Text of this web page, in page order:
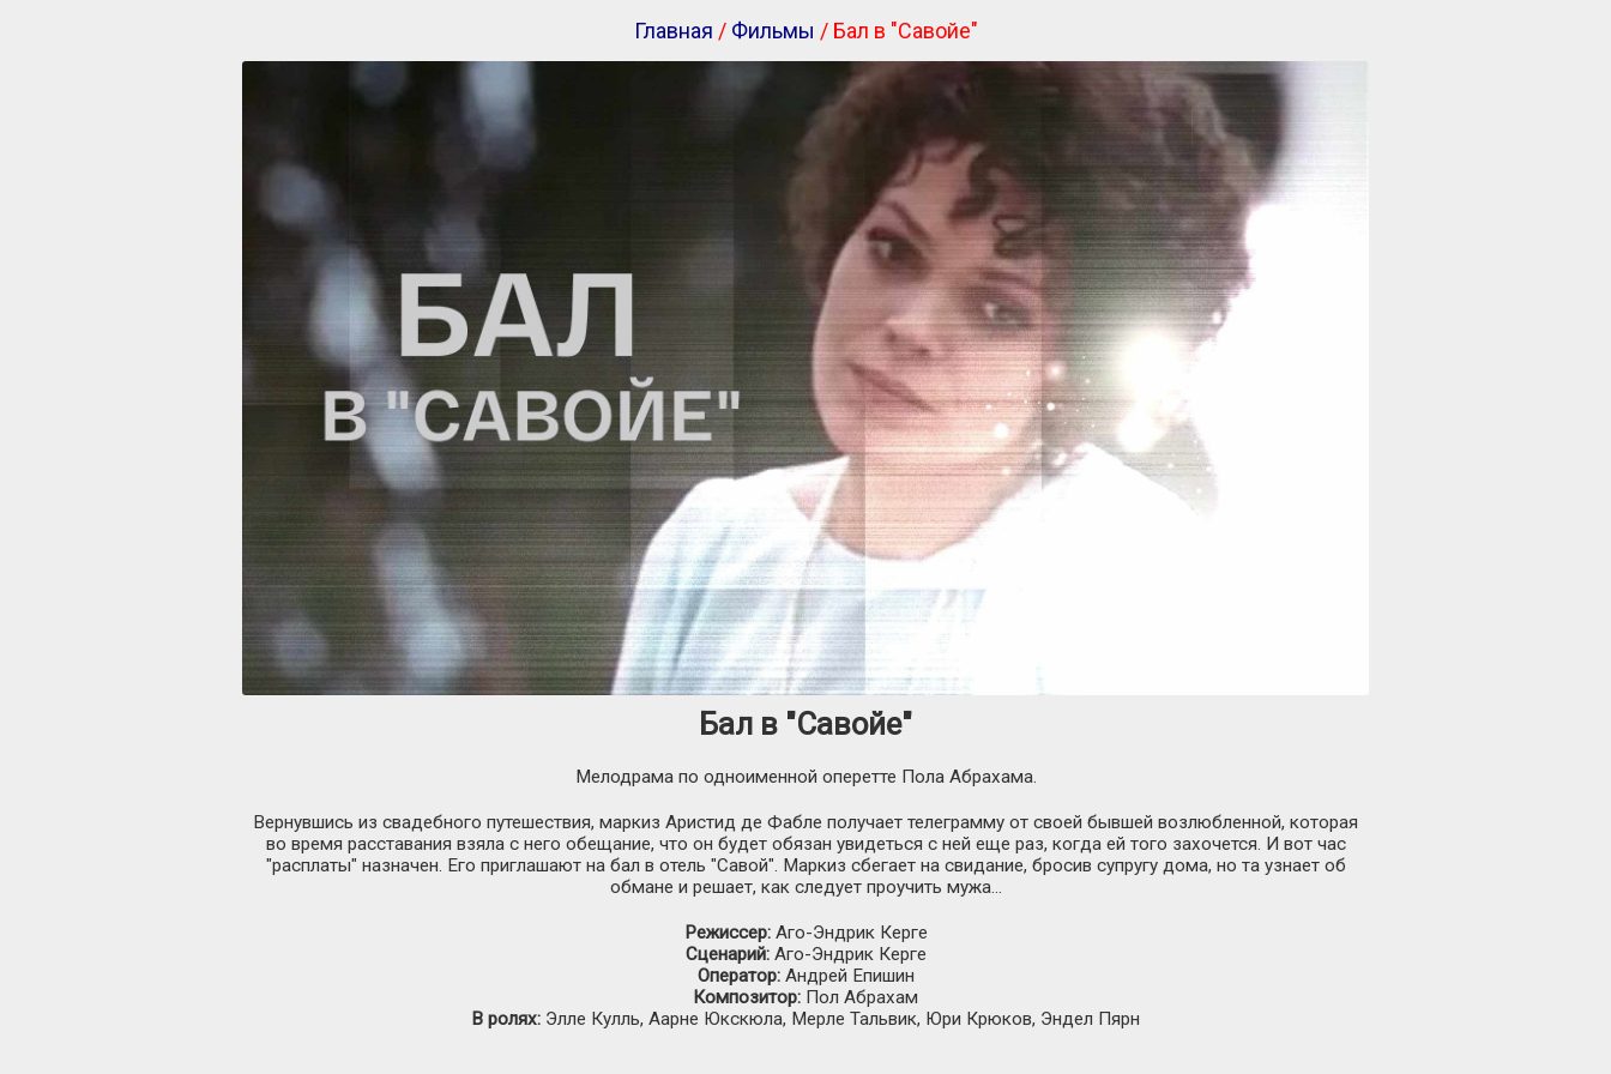
Главная / Фильмы / Бал в "Савойе"
Бал в "Савойе"
Мелодрама по одноименной оперетте Пола Абрахама.
Вернувшись из свадебного путешествия, маркиз Аристид де Фабле получает телеграмму от своей бывшей возлюбленной, которая
во время расставания взяла с него обещание, что он будет обязан увидеться с ней еще раз, когда ей того захочется. И вот час
"расплаты" назначен. Его приглашают на бал в отель "Савой". Маркиз сбегает на свидание, бросив супругу дома, но та узнает об
обмане и решает, как следует проучить мужа…
Режиссер:Аго-Эндрик Керге
Сценарий:Аго-Эндрик Керге
Оператор:Андрей Епишин
Композитор: Пол Абрахам
В ролях: Элле Кулль, Аарне Юкскюла, Мерле Тальвик, Юри Крюков, Эндел Пярн